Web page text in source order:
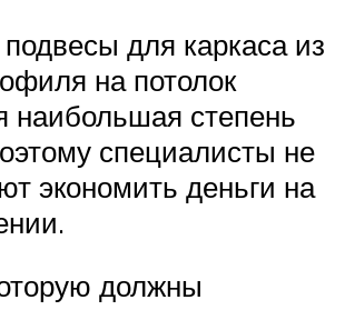
для каркаса из
на потолок
наибольшая степень
специалисты не
экономить деньги на
должны